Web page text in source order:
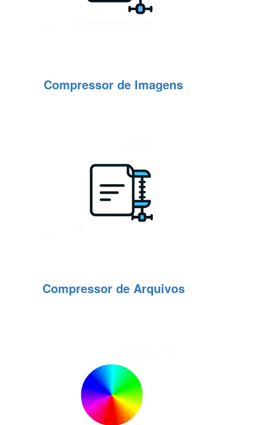
Compressor de Imagens
Compressor de Arquivos